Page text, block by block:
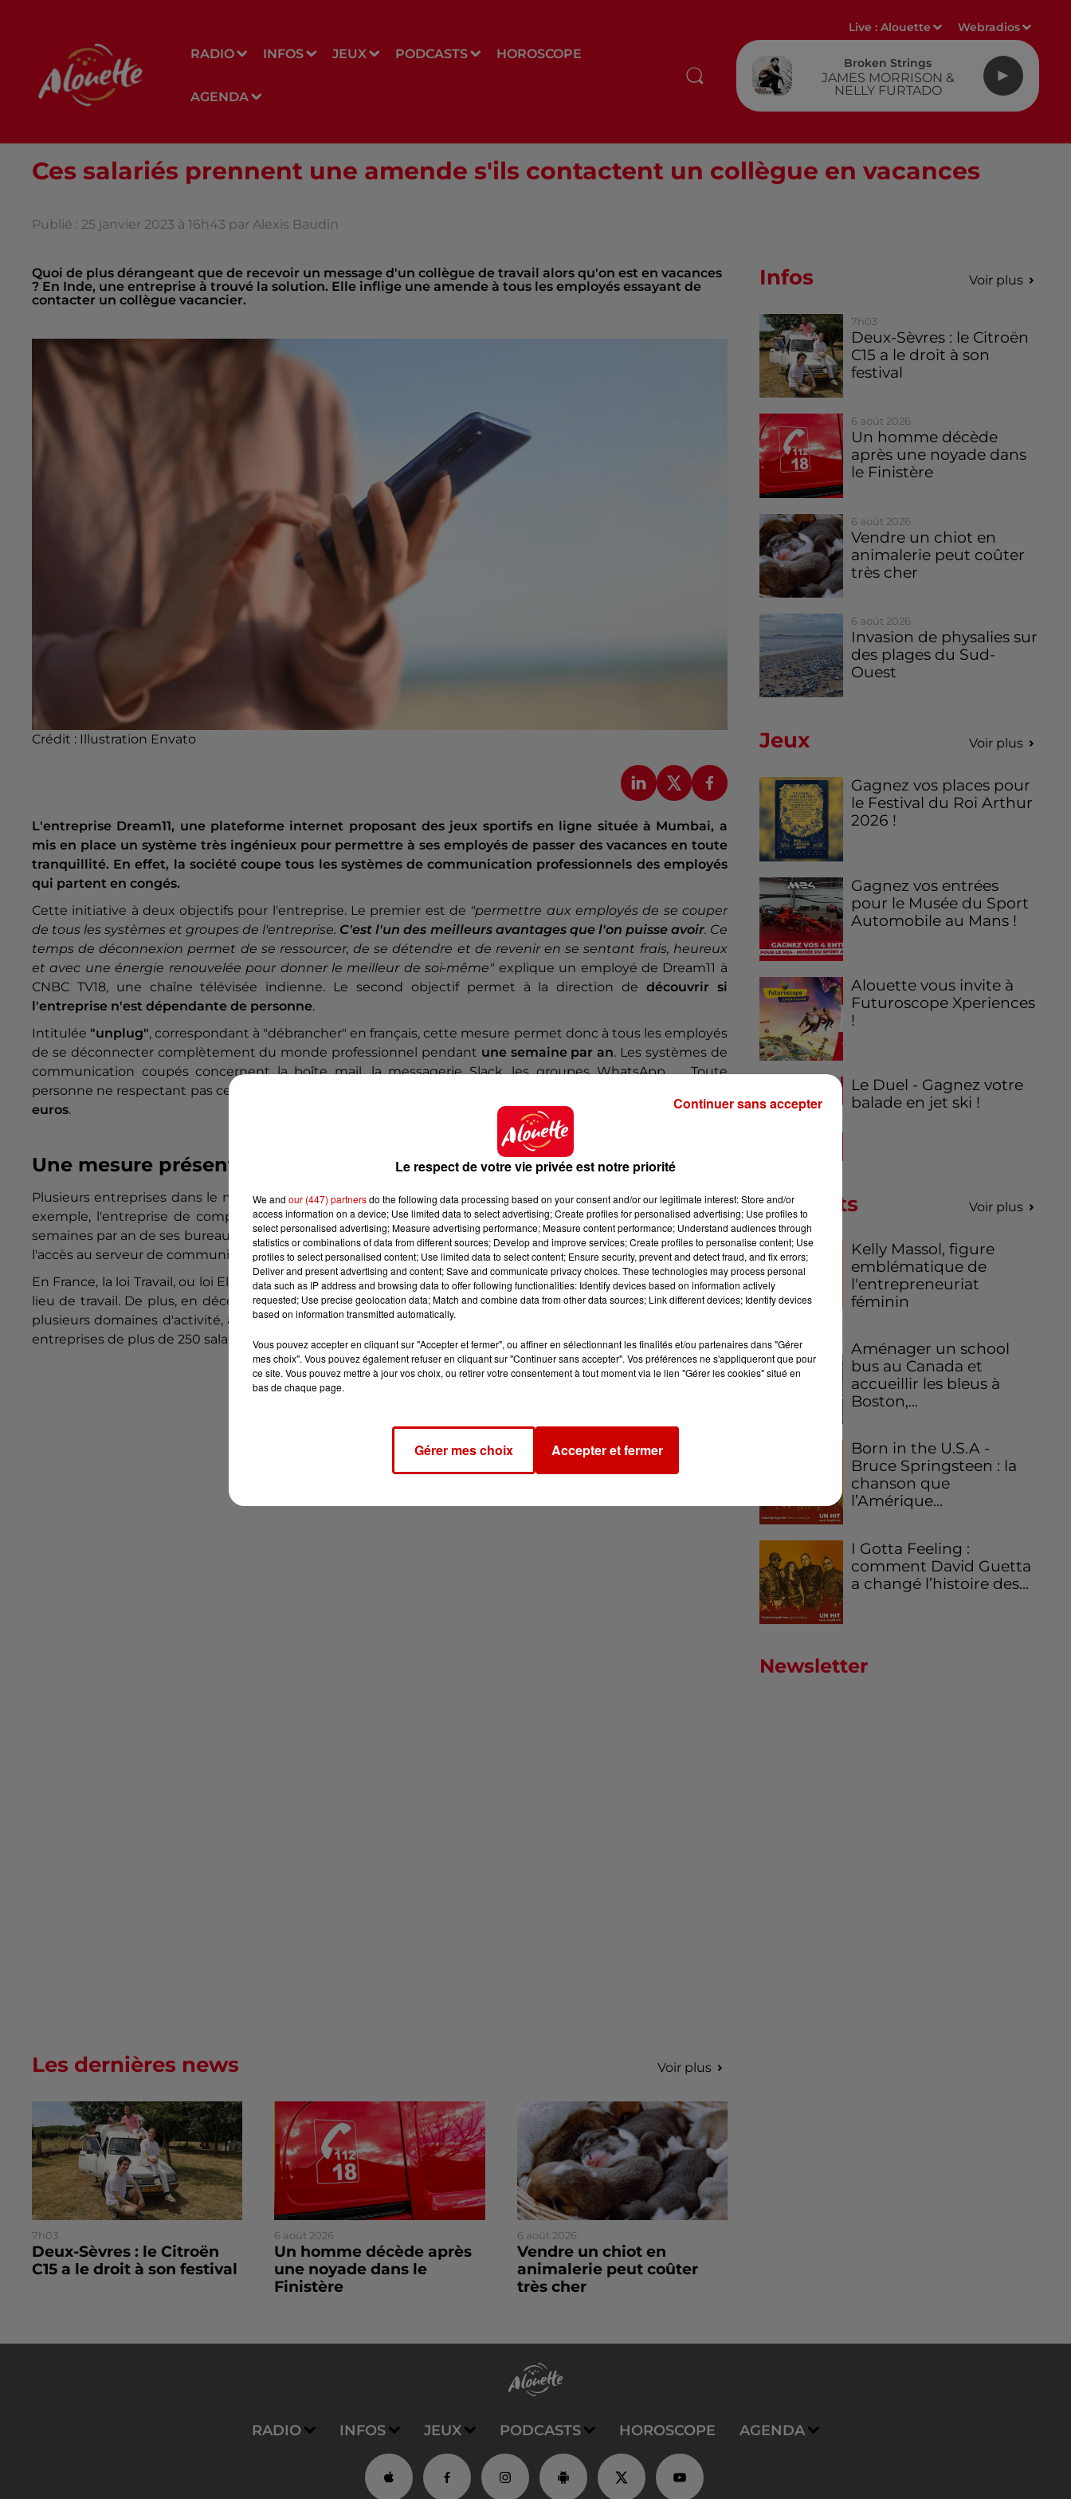
RADIO INFOS JEUX PODCASTS HOROSCOPE
AGENDA
Live :Alouette Webradios
Broken Strings
JAMES MORRISON &
NELLY FURTADO
Ces salariés prennent une amende s'ils contactent un collègue en vacances
Publié : 25 janvier 2023 à 16h43 par Alexis Baudin
Quoi de plus dérangeant que de recevoir un message d'un collègue de travail alors qu'on est en vacances
? En Inde, une entreprise à trouvé la solution. Elle inflige une amende à tous les employés essayant de
contacter un collègue vacancier.
Crédit : Illustration Envato
L'entreprise Dream11, une plateforme internet proposant des jeux sportifs en ligne située à Mumbai, a
mis en place un système très ingénieux pour permettre à ses employés de passer des vacances en toute
tranquillité. En effet, la société coupe tous les systèmes de communication professionnels des employés
qui partent en congés.
Cette initiative à deux objectifs pour l'entreprise. Le premier est de "permettre aux employés de se couper
de tous les systèmes et groupes de l'entreprise. C'est l'un des meilleurs avantages que l'on puisse avoir. Ce
temps de déconnexion permet de se ressourcer, de se détendre et de revenir en se sentant frais, heureux
et avec une énergie renouvelée pour donner le meilleur de soi-même" explique un employé de Dream11 à
CNBC TV18, une chaîne télévisée indienne. Le second objectif permet à la direction de découvrir si
l'entreprise n'est dépendante de personne.
Intitulée "unplug", correspondant à "débrancher" en français, cette mesure permet donc à tous les employés
de se déconnecter complètement du monde professionnel pendant une semaine par an. Les systèmes de
communication coupés concernent la boîte mail, la messagerie Slack, les groupes WhatsApp, .... Toute
personne ne respectant pas cette règle s'expose donc à
euros.
Une mesure présente un peu partout dans le monde
Plusieurs entreprises dans le monde ont également souhaité favoriser la déconnexion de leurs salariés. Par
exemple, l'entreprise de comptabilité américainePricewaterhouseCoopersa annoncé la fermeture deux
semaines par an de ses bureaux américains et mexicains.Volkswagenen Allemagne ont quant à eux bloqué
l'accès au serveur de communication entre 18h15 et 7h du matin.
En France, la loi Travail, ou loi El Khomri, favorise cette déconnexion des employés une fois qu'ils ont quitté le
lieu de travail. De plus, en décembre 2022, la fédération Syntec regroupant des syndicats professionnels de
plusieurs domaines d'activité, a voté pour un nouvel accord prévoyant
entreprises de plus de 250 salariés.
Infos Voir plus
7h03
Deux-Sèvres : le Citroën
C15 a le droit à son
festival
6 août 2026
Un homme décède
après une noyade dans
le Finistère
6 août 2026
Vendre un chiot en
animalerie peut coûter
très cher
6 août 2026
Invasion de physalies sur
des plages du Sud-
Ouest
Jeux Voir plus
Gagnez vos places pour
le Festival du Roi Arthur
2026 !
Gagnez vos entrées
pour le Musée du Sport
Automobile au Mans !
Alouette vous invite à
Futuroscope Xperiences
!
Le Duel - Gagnez votre
balade en jet ski !
Podcasts Voir plus
Kelly Massol, figure
emblématique de
l'entrepreneuriat
féminin
Aménager un school
bus au Canada et
accueillir les bleus à
Boston,...
Born in the U.S.A -
Bruce Springsteen : la
chanson que
l’Amérique...
I Gotta Feeling :
comment David Guetta
a changé l’histoire des...
Newsletter
Les dernières news Voir plus
7h03
Deux-Sèvres : le Citroën
C15 a le droit à son festival
6 août 2026
Un homme décède après
une noyade dans le
Finistère
6 août 2026
Vendre un chiot en
animalerie peut coûter
très cher
RADIO INFOS JEUX PODCASTS HOROSCOPE AGENDA
Le respect de votre vie privée est notre priorité
We and our (447) partnersdo the following data processing based on your consent and/or our legitimate interest: Store and/or
access information on a device; Use limited data to select advertising; Create profiles for personalised advertising; Use profiles to
select personalised advertising; Measure advertising performance; Measure content performance; Understand audiences through
statistics or combinations of data from different sources; Develop and improve services; Create profiles to personalise content; Use
profiles to select personalised content; Use limited data to select content; Ensure security, prevent and detect fraud, and fix errors;
Deliver and present advertising and content; Save and communicate privacy choices. These technologies may process personal
data such as IP address and browsing data to offer following functionalities: Identify devices based on information actively
requested; Use precise geolocation data; Match and combine data from other data sources; Link different devices; Identify devices
based on information transmitted automatically.
Vous pouvez accepter en cliquant sur "Accepter et fermer", ou affiner en sélectionnant les finalités et/ou partenaires dans "Gérer
mes choix". Vous pouvez également refuser en cliquant sur "Continuer sans accepter". Vos préférences ne s'appliqueront que pour
ce site. Vous pouvez mettre à jour vos choix, ou retirer votre consentement à tout moment via le lien "Gérer les cookies" situé en
bas de chaque page.
Gérer mes choix Accepter et fermer
Continuer sans accepter